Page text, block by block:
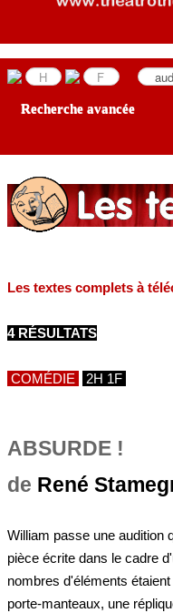
LES ANNONCES
Recherche avancée
Les textes complets à
4 RÉSULTATS
COMÉDIE 2H 1F
ABSURDE !
de René
William passe une audition
pièce écrite dans le cadre
nombres d'éléments
porte-manteaux, une